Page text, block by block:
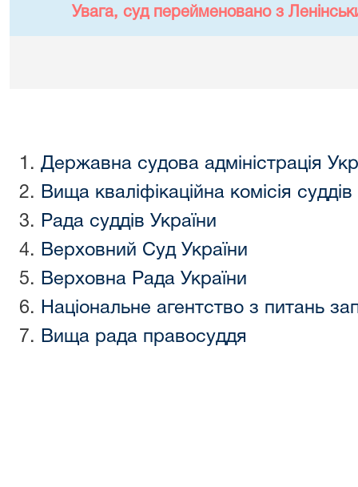
Увага, суд перейменовано з
1. Державна судова адміністрація
2. Вища кваліфікаційна комісія суддів
3. Рада суддів України
4. Верховний Суд України
5. Верховна Рада України
6. Національне агентство з питань
7. Вища рада правосуддя